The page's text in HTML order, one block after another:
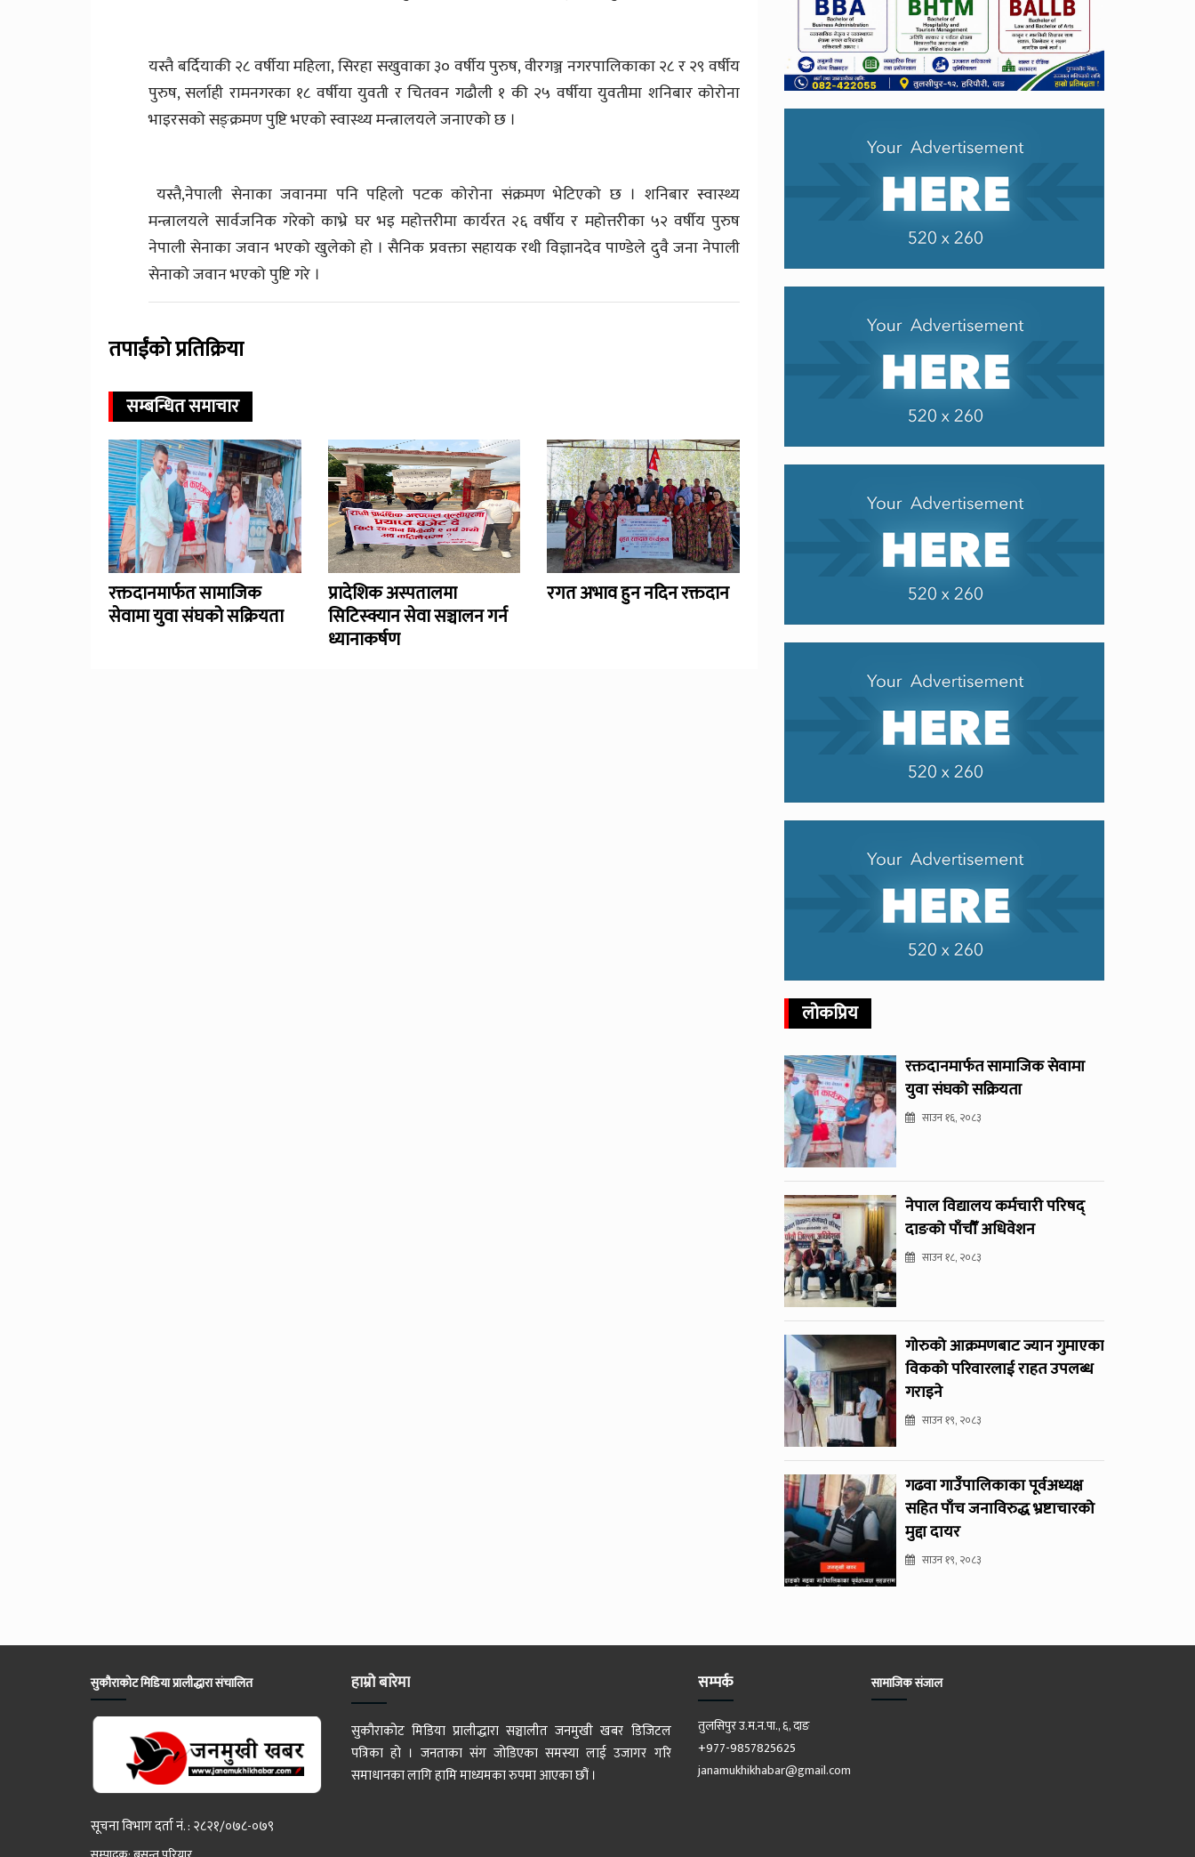
यस्तै बर्दियाकी २८ वर्षीया महिला, सिरहा सखुवाका ३० वर्षीय पुरुष, वीरगञ्ज नगरपालिकाका २८ र २९ वर्षीय
पुरुष, सर्लाही रामनगरका १८ वर्षीया युवती र चितवन गढौली १ की २५ वर्षीया युवतीमा शनिबार कोरोना
भाइरसको सङ्क्रमण पुष्टि भएको स्वास्थ्य मन्त्रालयले जनाएको छ ।
यस्तै,नेपाली सेनाका जवानमा पनि पहिलो पटक कोरोना संक्रमण भेटिएको छ । शनिबार स्वास्थ्य
मन्त्रालयले सार्वजनिक गरेको काभ्रे घर भइ महोत्तरीमा कार्यरत २६ वर्षीय र महोत्तरीका ५२ वर्षीय पुरुष
नेपाली सेनाका जवान भएको खुलेको हो । सैनिक प्रवक्ता सहायक रथी विज्ञानदेव पाण्डेले दुवै जना नेपाली
सेनाको जवान भएको पुष्टि गरे ।
तपाईंको प्रतिक्रिया
सम्बन्धित समाचार
रक्तदानमार्फत सामाजिक
सेवामा युवा संघको सक्रियता
प्रादेशिक अस्पतालमा
सिटिस्क्यान सेवा सञ्चालन गर्न
ध्यानाकर्षण
रगत अभाव हुन नदिन रक्तदान
लोकप्रिय
रक्तदानमार्फत सामाजिक सेवामा
युवा संघको सक्रियता
साउन १६, २०८३
नेपाल विद्यालय कर्मचारी परिषद्
दाङको पाँचौँ अधिवेशन
साउन १८, २०८३
गोरुको आक्रमणबाट ज्यान गुमाएका
विकको परिवारलाई राहत उपलब्ध
गराइने
साउन १९, २०८३
गढवा गाउँपालिकाका पूर्वअध्यक्ष
सहित पाँच जनाविरुद्ध भ्रष्टाचारको
मुद्दा दायर
साउन १९, २०८३
सुकौराकोट मिडिया प्रालीद्धारा संचालित
सूचना विभाग दर्ता नं. : २८२१/०७८-०७९
हाम्रो बारेमा
सुकौराकोट मिडिया प्रालीद्धारा सञ्चालीत जनमुखी खबर डिजिटल
पत्रिका हो । जनताका संग जोडिएका समस्या लाई उजागर गरि
समाधानका लागि हामि माध्यमका रुपमा आएका छौं ।
सम्पर्क
तुलसिपुर उ.म.न.पा., ६, दाङ
+977-9857825625
janamukhikhabar@gmail.com
सामाजिक संजाल